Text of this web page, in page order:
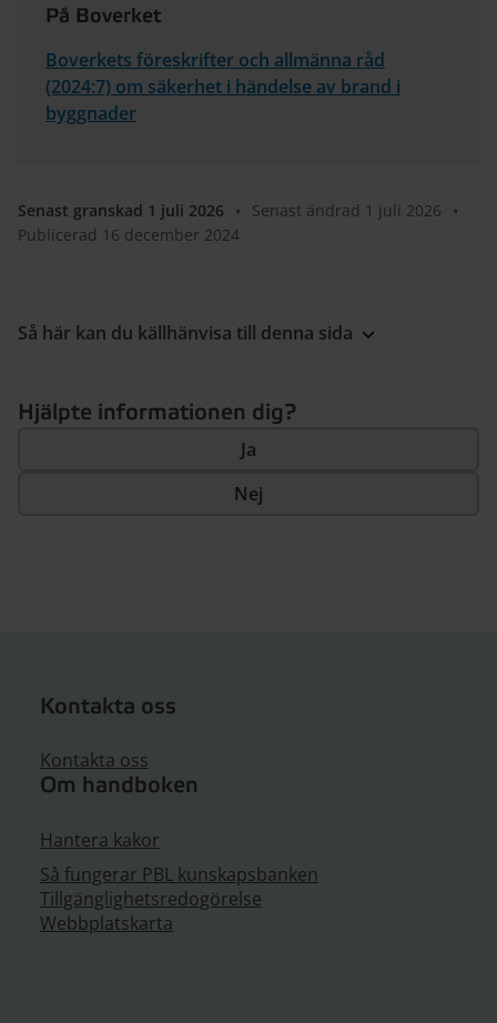
På Boverket
Boverkets föreskrifter och allmänna råd
(2024:7) om säkerhet i händelse av brand i
byggnader
Senast granskad 1 juli 2026 • Senast ändrad 1 juli 2026
•
Publicerad 16 december 2024
Så här kan du källhänvisa till denna sida
Hjälpte informationen dig?
Ja
Nej
Kontakta oss
Kontakta oss
Om handboken
Hantera kakor
Så fungerar PBL kunskapsbanken
Tillgänglighetsredogörelse
Webbplatskarta